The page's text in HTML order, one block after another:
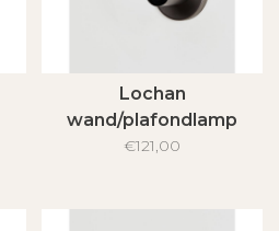
Lochan
wand/plafondlamp
€121,00